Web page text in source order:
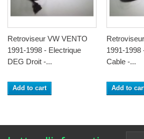
Retroviseur VW VENTO
1991-1998 - Electrique
DEG Droit -...
Add to cart
1991-1998
Cable -...
Add to